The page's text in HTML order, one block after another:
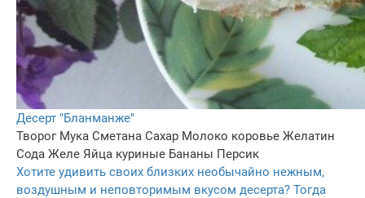
Десерт "Бланманже"
Творог Мука Сметана Сахар Молоко коровье Желатин
Сода Желе Яйца куриные Бананы Персик
Хотите удивить своих близких необычайно нежным,
воздушным и неповторимым вкусом десерта? Тогда